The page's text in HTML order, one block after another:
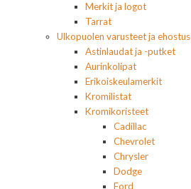
Merkit ja logot
Tarrat
Ulkopuolen varusteet ja ehostus
Astinlaudat ja -putket
Aurinkolipat
Erikoiskeulamerkit
Kromilistat
Kromikoristeet
Cadillac
Chevrolet
Chrysler
Dodge
Ford